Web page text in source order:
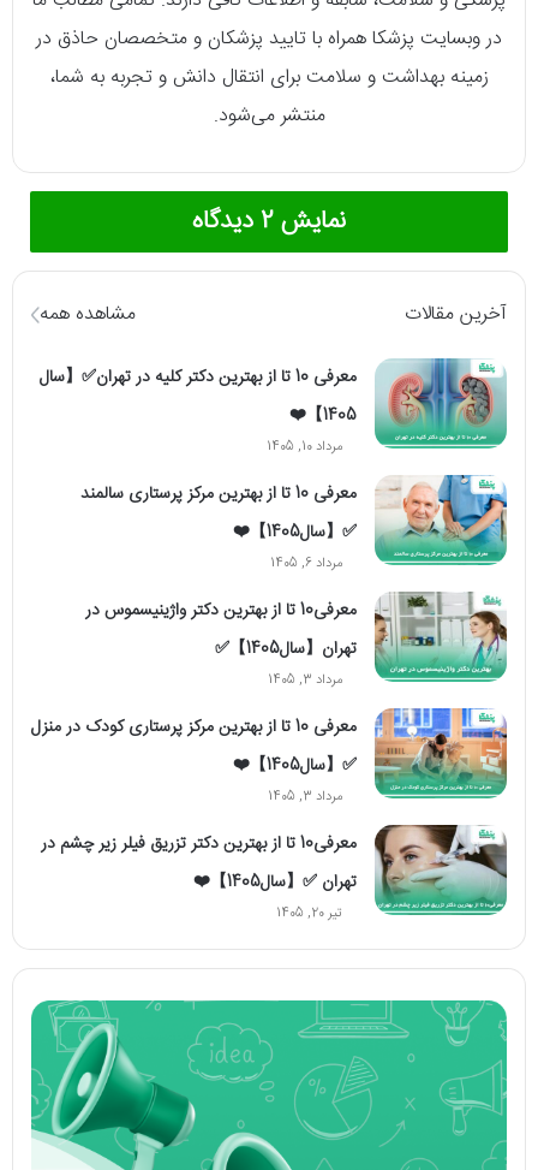
در وبسایت پزشکا همراه با تایید پزشکان و متخصصان حاذق در
زمینه بهداشت و سلامت برای انتقال دانش و تجربه به شما،
منتشر می‌شود.
نمایش 2 دیدگاه
آخرین مقالات مشاهده همه
معرفی 10 تا از بهترین دکتر کلیه در تهران✅【سال
1405】❤️
مرداد 10, 1405
معرفی 10 تا از بهترین مرکز پرستاری سالمند
✅【سال1405】❤️
مرداد 6, 1405
معرفی10 تا از بهترین دکتر واژینیسموس در
تهران【سال1405】✅
مرداد 3, 1405
معرفی 10 تا از بهترین مرکز پرستاری کودک در منزل
✅【سال1405】❤️
مرداد 3, 1405
معرفی10 تا از بهترین دکتر تزریق فیلر زیر چشم در
تهران ✅【سال1405】❤️
تیر 20, 1405